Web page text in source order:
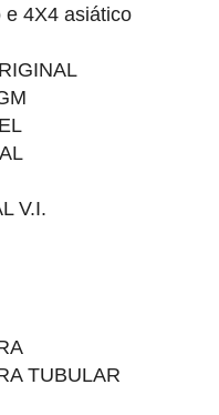
e 4X4 asiático
V.I.
TUBULAR